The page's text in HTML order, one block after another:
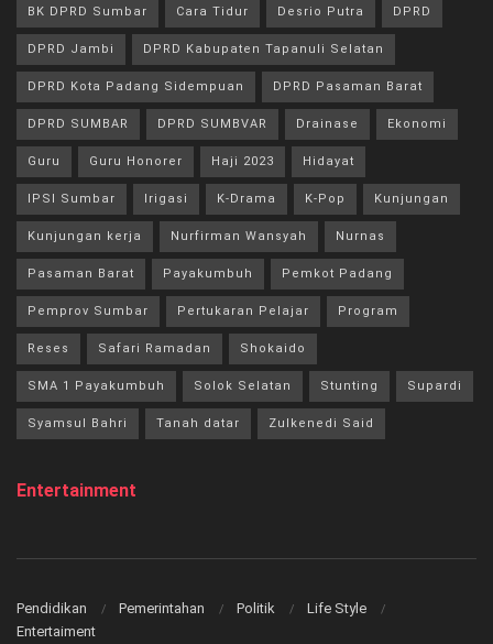
BK DPRD Sumbar Cara Tidur Desrio Putra DPRD
DPRD Jambi DPRD Kabupaten Tapanuli Selatan
DPRD Kota Padang Sidempuan DPRD Pasaman Barat
DPRD SUMBAR DPRD SUMBVAR Drainase Ekonomi
Guru Guru Honorer Haji 2023 Hidayat
IPSI Sumbar Irigasi K-Drama K-Pop Kunjungan
Kunjungan kerja Nurfirman Wansyah Nurnas
Pasaman Barat Payakumbuh Pemkot Padang
Pemprov Sumbar Pertukaran Pelajar Program
Reses Safari Ramadan Shokaido
SMA 1 Payakumbuh Solok Selatan Stunting Supardi
Syamsul Bahri Tanah datar Zulkenedi Said
Entertainment
Pendidikan Pemerintahan Politik
Life Style
Entertaiment